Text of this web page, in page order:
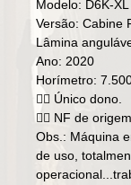
Modelo: D6K-XL
Versão: Cabine
Lâmina
Ano: 2020
Horímetro:
👉🏻 Único dono.
👉🏻 NF de origem.
Obs.: Máquina
de uso,